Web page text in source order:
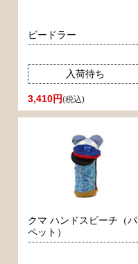
ビードラー
入荷待ち
3,410円(税込)
クマ ハンドスピーチ（パ
ペット）